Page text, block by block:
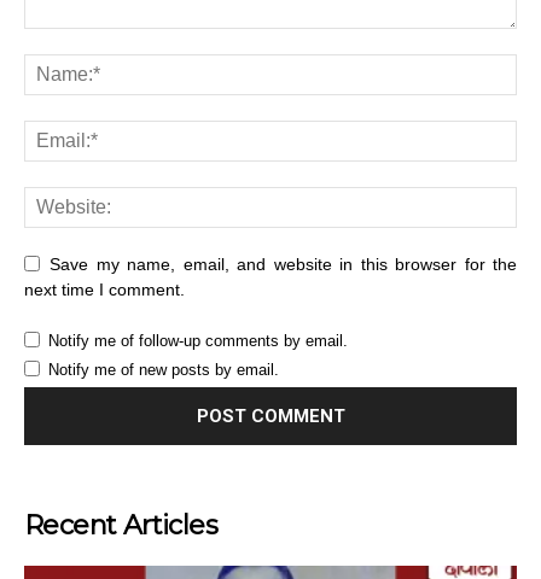
Save my name, email, and website in this browser for the
next time I comment.
Notify me of follow-up comments by email.
Notify me of new posts by email.
Recent Articles